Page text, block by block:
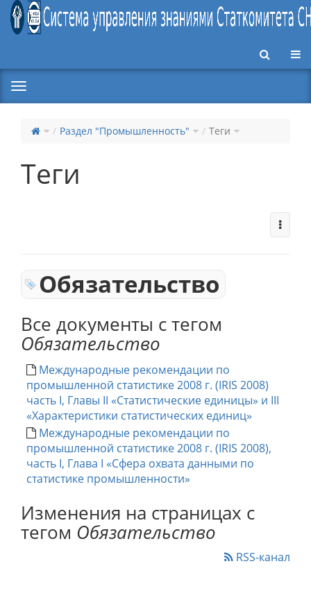
Раздел "Промышленность" Теги
Теги
Обязательство
Все документы с тегом
Обязательство
Международные рекомендации по
промышленной статистике 2008 г. (IRIS 2008)
часть I, Главы II «Статистические единицы» и III
«Характеристики статистических единиц»
Международные рекомендации по
промышленной статистике 2008 г. (IRIS 2008),
часть I, Глава I «Сфера охвата данными по
статистике промышленности»
Изменения на страницах с
тегом Обязательство
RSS-канал